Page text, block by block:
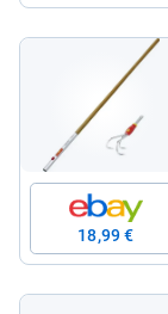
18,99 €